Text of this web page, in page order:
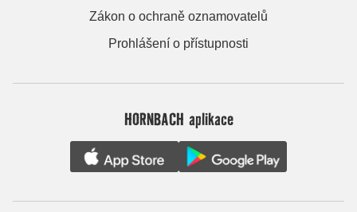
Zákon o ochraně oznamovatelů
Prohlášení o přístupnosti
HORNBACH aplikace